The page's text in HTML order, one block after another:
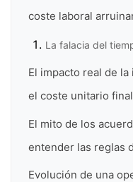
coste laboral
La falacia del
El impacto real de
el coste unitario final
El mito de los
entender las reglas
Evolución de una